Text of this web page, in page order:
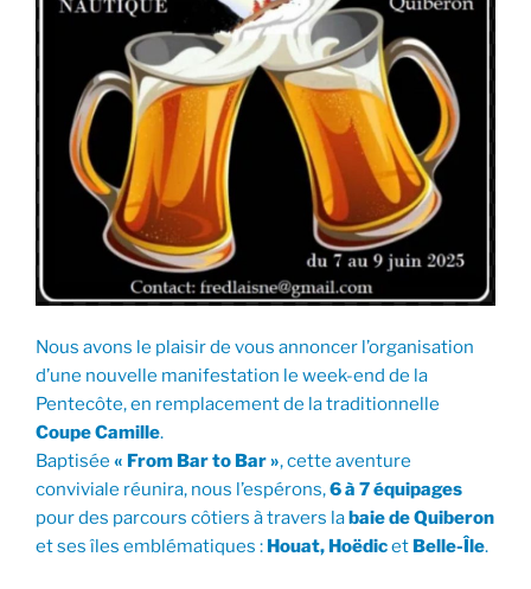
Nous avons le plaisir de vous annoncer l’organisation
d’une nouvelle manifestation le week-end de la
Pentecôte, en remplacement de la traditionnelle
Coupe Camille.
Baptisée « From Bar to Bar », cette aventure
conviviale réunira, nous l’espérons,6 à 7 équipages
pour des parcours côtiers à travers labaie de Quiberon
et ses îles emblématiques : Houat, Hoëdicet Belle-Île.